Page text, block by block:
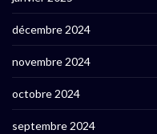
décembre 2024
novembre 2024
octobre 2024
septembre 2024